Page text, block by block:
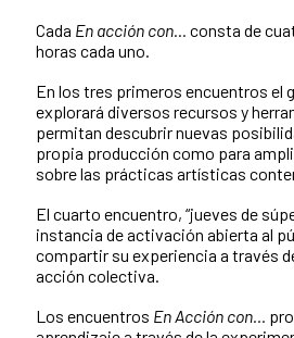
Cada En acción con...
consta de
horas cada uno.
En los tres primeros encuentros el
explorará diversos recursos y
permitan descubrir nuevas
propia producción como para
sobre las prácticas artísticas
El cuarto encuentro, “jueves de
instancia de activación abierta al
compartir su experiencia a través
acción colectiva.
Los encuentros En Acción con…